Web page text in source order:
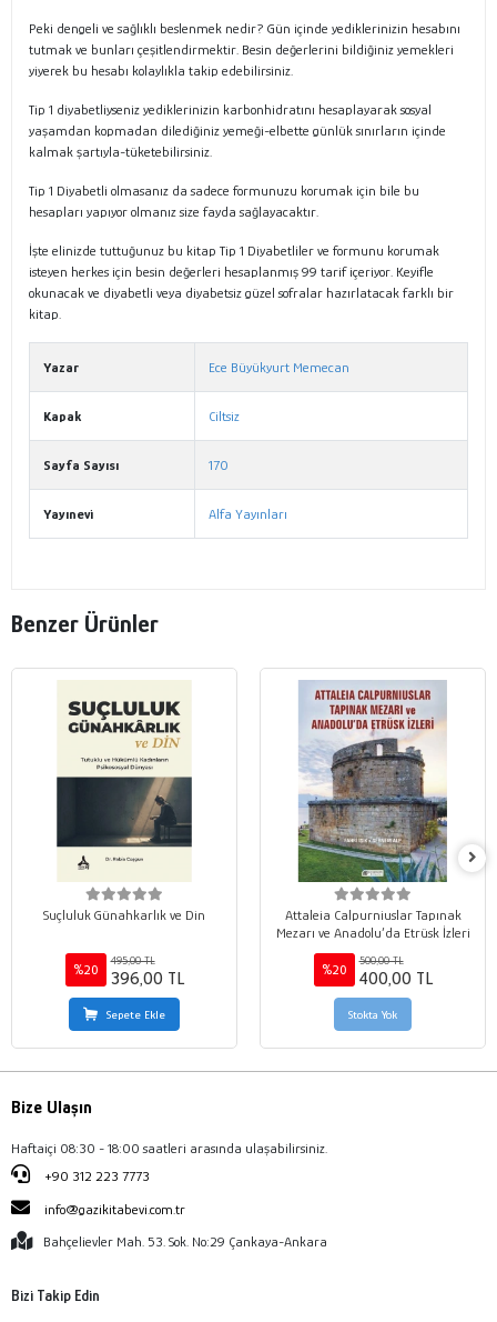
Peki dengeli ve sağlıklı beslenmek nedir? Gün içinde yediklerinizin hesabını
tutmak ve bunları çeşitlendirmektir. Besin değerlerini bildiğiniz yemekleri
yiyerek bu hesabı kolaylıkla takip edebilirsiniz.
Tip 1 diyabetliyseniz yediklerinizin karbonhidratını hesaplayarak sosyal
yaşamdan kopmadan dilediğiniz yemeği-elbette günlük sınırların içinde
kalmak şartıyla-tüketebilirsiniz.
Tip 1 Diyabetli olmasanız da sadece formunuzu korumak için bile bu
hesapları yapıyor olmanız size fayda sağlayacaktır.
İşte elinizde tuttuğunuz bu kitap Tip 1 Diyabetliler ve formunu korumak
isteyen herkes için besin değerleri hesaplanmış 99 tarif içeriyor. Keyifle
okunacak ve diyabetli veya diyabetsiz güzel sofralar hazırlatacak farklı bir
kitap.
Yazar Ece Büyükyurt Memecan
Kapak Ciltsiz
Sayfa Sayısı 170
Yayınevi Alfa Yayınları
Benzer Ürünler
Suçluluk Günahkarlık ve Din
%20
495,00 TL
396,00 TL
Sepete Ekle
Attaleia Calpurniuslar Tapınak
Mezarı ve Anadolu’da Etrüsk İzleri
%20
500,00 TL
400,00 TL
Stokta Yok
Bize Ulaşın
Haftaiçi 08:30 - 18:00 saatleri arasında ulaşabilirsiniz.
+90 312 223 7773
info@gazikitabevi.com.tr
Bahçelievler Mah. 53. Sok. No:29 Çankaya-Ankara
Bizi Takip Edin